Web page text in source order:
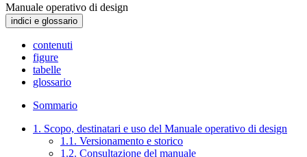
Manuale operativo di design
indici e glossario
contenuti
figure
tabelle
glossario
Sommario
1. Scopo, destinatari e uso del Manuale operativo di design
1.1. Versionamento e storico
1.2. Consultazione del manuale